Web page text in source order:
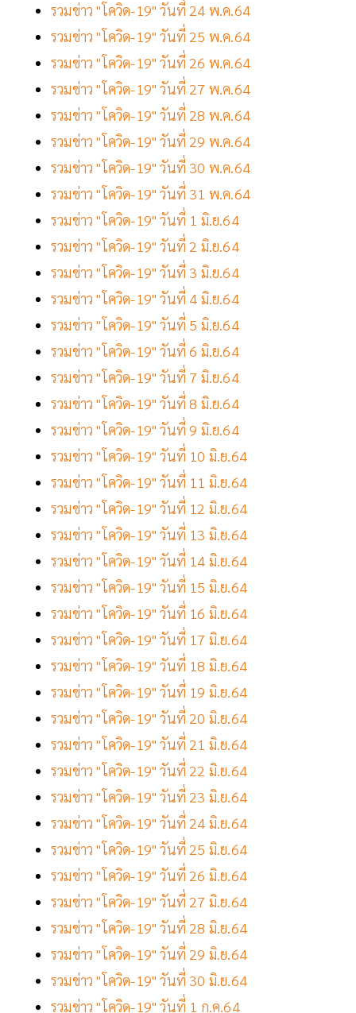
รวมข่าว "โควิด-19" วันที่ 24 พ.ค.64
รวมข่าว "โควิด-19" วันที่ 25 พ.ค.64
รวมข่าว "โควิด-19" วันที่ 26 พ.ค.64
รวมข่าว "โควิด-19" วันที่ 27 พ.ค.64
รวมข่าว "โควิด-19" วันที่ 28 พ.ค.64
รวมข่าว "โควิด-19" วันที่ 29 พ.ค.64
รวมข่าว "โควิด-19" วันที่ 30 พ.ค.64
รวมข่าว "โควิด-19" วันที่ 31 พ.ค.64
รวมข่าว "โควิด-19" วันที่ 1 มิ.ย.64
รวมข่าว "โควิด-19" วันที่ 2 มิ.ย.64
รวมข่าว "โควิด-19" วันที่ 3 มิ.ย.64
รวมข่าว "โควิด-19" วันที่ 4 มิ.ย.64
รวมข่าว "โควิด-19" วันที่ 5 มิ.ย.64
รวมข่าว "โควิด-19" วันที่ 6 มิ.ย.64
รวมข่าว "โควิด-19" วันที่ 7 มิ.ย.64
รวมข่าว "โควิด-19" วันที่ 8 มิ.ย.64
รวมข่าว "โควิด-19" วันที่ 9 มิ.ย.64
รวมข่าว "โควิด-19" วันที่ 10 มิ.ย.64
รวมข่าว "โควิด-19" วันที่ 11 มิ.ย.64
รวมข่าว "โควิด-19" วันที่ 12 มิ.ย.64
รวมข่าว "โควิด-19" วันที่ 13 มิ.ย.64
รวมข่าว "โควิด-19" วันที่ 14 มิ.ย.64
รวมข่าว "โควิด-19" วันที่ 15 มิ.ย.64
รวมข่าว "โควิด-19" วันที่ 16 มิ.ย.64
รวมข่าว "โควิด-19" วันที่ 17 มิ.ย.64
รวมข่าว "โควิด-19" วันที่ 18 มิ.ย.64
รวมข่าว "โควิด-19" วันที่ 19 มิ.ย.64
รวมข่าว "โควิด-19" วันที่ 20 มิ.ย.64
รวมข่าว "โควิด-19" วันที่ 21 มิ.ย.64
รวมข่าว "โควิด-19" วันที่ 22 มิ.ย.64
รวมข่าว "โควิด-19" วันที่ 23 มิ.ย.64
รวมข่าว "โควิด-19" วันที่ 24 มิ.ย.64
รวมข่าว "โควิด-19" วันที่ 25 มิ.ย.64
รวมข่าว "โควิด-19" วันที่ 26 มิ.ย.64
รวมข่าว "โควิด-19" วันที่ 27 มิ.ย.64
รวมข่าว "โควิด-19" วันที่ 28 มิ.ย.64
รวมข่าว "โควิด-19" วันที่ 29 มิ.ย.64
รวมข่าว "โควิด-19" วันที่ 30 มิ.ย.64
รวมข่าว "โควิด-19" วันที่ 1 ก.ค.64